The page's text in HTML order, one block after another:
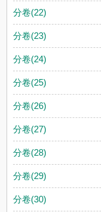
分卷(22)
分卷(23)
分卷(24)
分卷(25)
分卷(26)
分卷(27)
分卷(28)
分卷(29)
分卷(30)